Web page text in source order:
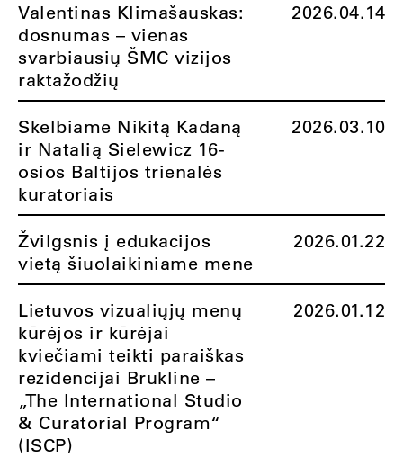
Valentinas Klimašauskas:
dosnumas – vienas
svarbiausių ŠMC vizijos
raktažodžių
2026.04.14
Skelbiame Nikitą Kadaną
ir Natalią Sielewicz 16-
osios Baltijos trienalės
kuratoriais
2026.03.10
Žvilgsnis į edukacijos
vietą šiuolaikiniame mene
2026.01.22
Lietuvos vizualiųjų menų
kūrėjos ir kūrėjai
kviečiami teikti paraiškas
rezidencijai Brukline –
„The International Studio
& Curatorial Program“
(ISCP)
2026.01.12